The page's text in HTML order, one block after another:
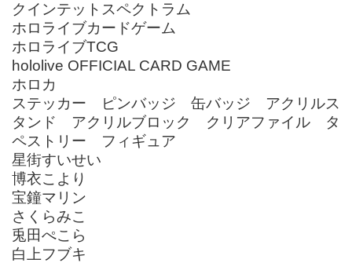
クインテットスペクトラム
ホロライブカードゲーム
ホロライブTCG
hololive OFFICIAL CARD GAME
ホロカ
ステッカー ピンバッジ 缶バッジ アクリルス
タンド アクリルブロック クリアファイル タ
ペストリー フィギュア
星街すいせい
博衣こより
宝鐘マリン
さくらみこ
兎田ぺこら
白上フブキ